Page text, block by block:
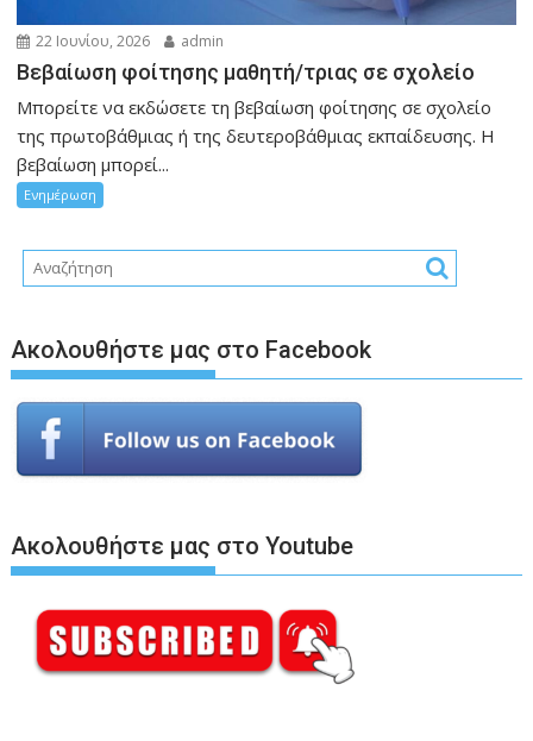
22 Ιουνίου, 2026 admin
Βεβαίωση φοίτησης μαθητή/τριας σε σχολείο
Μπορείτε να εκδώσετε τη βεβαίωση φοίτησης σε σχολείο
της πρωτοβάθμιας ή της δευτεροβάθμιας εκπαίδευσης. Η
βεβαίωση μπορεί...
Ενημέρωση
Ακολουθήστε μας στο Facebook
Ακολουθήστε μας στο Youtube